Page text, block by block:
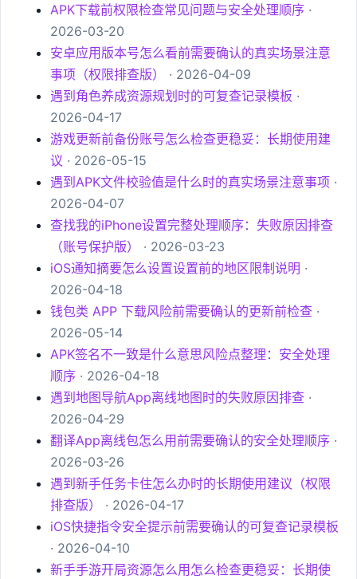
APK下载前权限检查常见问题与安全处理顺序 ·
2026-03-20
安卓应用版本号怎么看前需要确认的真实场景注意
事项（权限排查版）
· 2026-04-09
遇到角色养成资源规划时的可复查记录模板 ·
2026-04-17
游戏更新前备份账号怎么检查更稳妥：长期使用建
议 · 2026-05-15
遇到APK文件校验值是什么时的真实场景注意事项 ·
2026-04-07
查找我的iPhone设置完整处理顺序：失败原因排查
（账号保护版）
· 2026-03-23
iOS通知摘要怎么设置设置前的地区限制说明 ·
2026-04-18
钱包类 APP 下载风险前需要确认的更新前检查 ·
2026-05-14
APK签名不一致是什么意思风险点整理：安全处理
顺序 · 2026-04-18
遇到地图导航App离线地图时的失败原因排查 ·
2026-04-29
翻译App离线包怎么用前需要确认的安全处理顺序 ·
2026-03-26
遇到新手任务卡住怎么办时的长期使用建议（权限
排查版）
· 2026-04-17
iOS快捷指令安全提示前需要确认的可复查记录模板
· 2026-04-10
新手手游开局资源怎么用怎么检查更稳妥：长期使